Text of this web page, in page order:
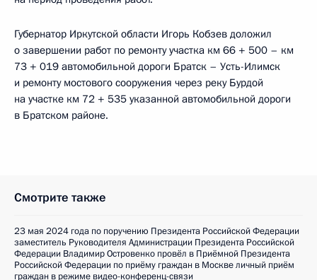
Губернатор Иркутской области Игорь Кобзев доложил
о завершении работ по ремонту участка км 66 + 500 – км
73 + 019 автомобильной дороги Братск – Усть-Илимск
и ремонту мостового сооружения через реку Бурдой
на участке км 72 + 535 указанной автомобильной дороги
в Братском районе.
Смотрите также
23 мая 2024 года по поручению Президента Российской Федерации
заместитель Руководителя Администрации Президента Российской
Федерации Владимир Островенко провёл в Приёмной Президента
Российской Федерации по приёму граждан в Москве личный приём
граждан в режиме видео-конференц-связи